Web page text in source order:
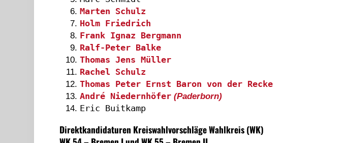
Marten Schulz
Holm Friedrich
Frank Ignaz Bergmann
Ralf-Peter Balke
Thomas Jens Müller
Rachel Schulz
Thomas Peter Ernst Baron von der Recke
André Niedernhöfer (Paderborn)
Eric Buitkamp
Direktkandidaturen Kreiswahlvorschläge Wahlkreis (WK)